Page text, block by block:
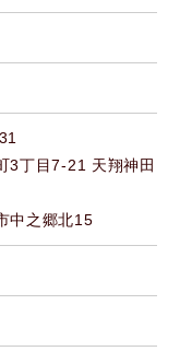
3丁目7-21 天翔神田
中之郷北15